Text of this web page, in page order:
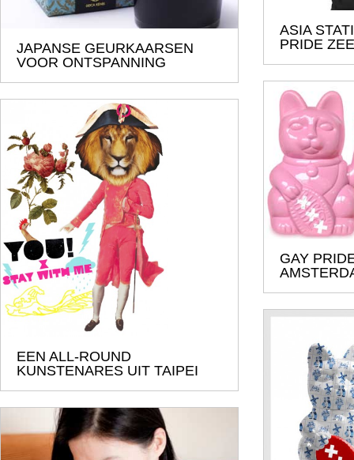
ASIA
PRIDE
JAPANSE GEURKAARSEN
VOOR ONTSPANNING
GAY
EEN ALL-ROUND
KUNSTENARES UIT TAIPEI